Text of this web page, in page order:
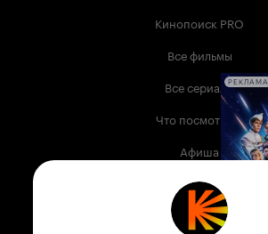
Кинопоиск PRO
Все фильмы
Все сериалы
Что посмотреть
Афиша
Музыка
Телепрограмма
РЕКЛАМА